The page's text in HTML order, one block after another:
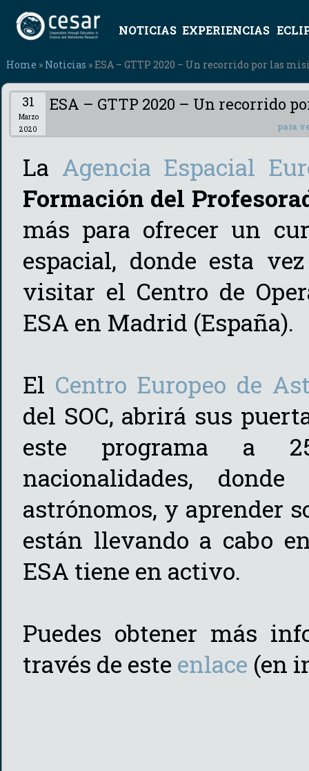
NOTICIAS EXPERIENCIAS
Home » Noticias » ESA – GTTP 2020 – Un recorrido por las
31
Marzo
2020
ESA – GTTP 2020 – Un recorrido
para
La Agencia Espacial
Formación del
más para ofrecer un
espacial, donde esta
visitar el Centro de
ESA en Madrid (España).
El Centro Europeo de
del SOC, abrirá sus
este programa a
nacionalidades,
astrónomos, y aprender
están llevando a cabo
ESA tiene en activo.
Puedes obtener más
través de este enlace (en